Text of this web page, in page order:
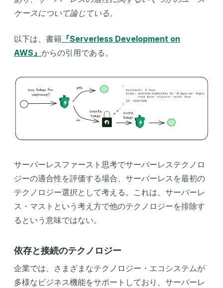
ケースについて論じている。
以下は、書籍 『Serverless Development on
AWS』 からの引用である。
サーバーレスファースト思考でサーバーレステクノロ
ジーの適合性を評価する場合、サーバーレスを最初の
テクノロジー選択として考える。これは、サーバーレ
ス・マストという考え方で他のテクノロジーを排除す
るという意味ではない。
依存と接続のテクノロジー
企業では、さまざまなテクノロジー・エコシステムが
多様なビジネス機能をサポートしており、サーバーレ